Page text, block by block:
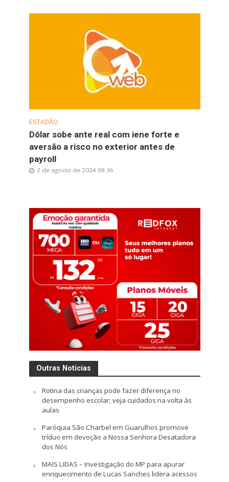
ESTADÃO
Dólar sobe ante real com iene forte e
aversão a risco no exterior antes de
payroll
2 de agosto de 2024 09:36
Outras Notícias
Rotina das crianças pode fazer diferença no
desempenho escolar; veja cuidados na volta às
aulas
Paróquia São Charbel em Guarulhos promove
tríduo em devoção a Nossa Senhora Desatadora
dos Nós
MAIS LIDAS – Investigação do MP para apurar
enriquecimento de Lucas Sanches lidera acessos